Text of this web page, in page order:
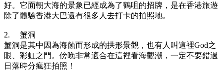
好。它面朝大海的景象已經成為了鶴咀的招牌，是在香港旅遊
除了體驗香港大巴還有很多人去打卡的拍照地。
2.
蟹洞
蟹洞是其中因為海蝕而形成的拱形景觀，也有人叫這裡God之
眼、彩虹之門。傍晚非常適合在這裡看海觀潮，一定不要錯過
日落時分瘋狂拍照！